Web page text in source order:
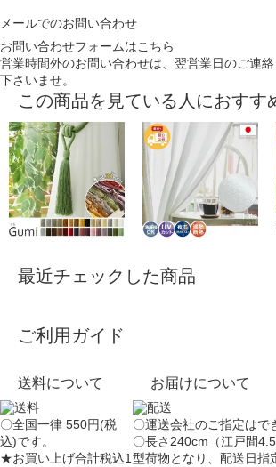
メールでのお問い合わせ
お問い合わせフォームはこちら
営業時間外のお問い合わせは、翌営業日のご連
下さいませ。
この商品を見ている人におすす
最近チェックした商品
ご利用ガイド
送料について
〇全国一律 550円(税
込)です。
★お買い上げ合計税込1
お届けについて
〇運送会社のご指定はで
〇長さ240cm（江戸間
型荷物となり、配送日指